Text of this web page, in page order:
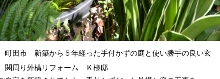
町田市 新築から５年経った手付かずの庭と使い勝手の良い玄
関周り外構リフォーム Ｋ様邸